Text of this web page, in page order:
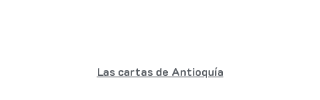
Las cartas de Antioquía